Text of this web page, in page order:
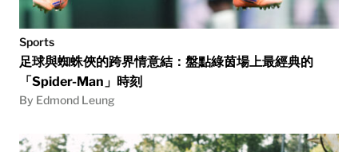
Sports
足球與蜘蛛俠的跨界情意結：盤點綠茵場上最經典的
「Spider-Man」時刻
By Edmond Leung